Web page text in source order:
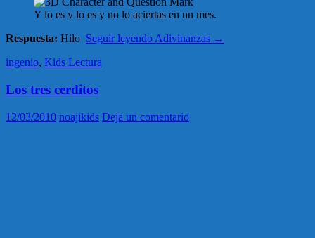
Y lo es y lo es y no lo aciertas en un mes.
Respuesta: Hilo Seguir leyendo Adivinanzas →
ingenio, Kids Lectura
Los tres cerditos
12/03/2010 noajikids Deja un comentario